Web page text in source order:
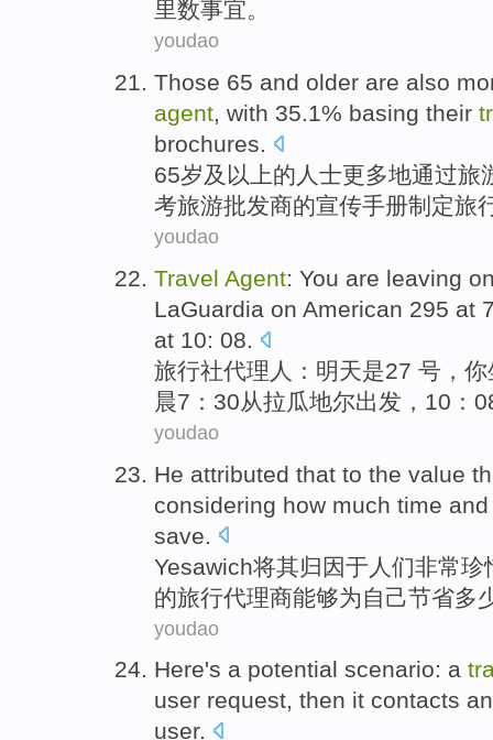
里数事宜。
youdao
Those 65 and older are also
agent, with 35.1% basing their
brochures.
65岁及 以上的 人士更多地通过旅
考旅游批发商的宣传手册制定旅
youdao
Travel Agent: You are leaving
LaGuardia on American 295 at
at 10: 08.
旅行社代理人 ： 明天是27 号 ， 你
晨7：30从拉瓜地尔出发，10：
youdao
He attributed that to the value
considering how much time
save
Yesawich将其归因于 人们非常珍
的旅行代理商能够为自己节省多
youdao
Here's a potential scenario: a
user request, then it contacts
user.